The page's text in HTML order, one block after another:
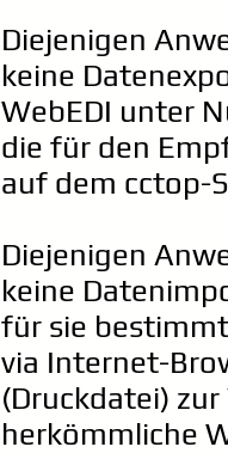
Diejenigen
keine
WebEDI unter
die für den
auf dem cctop-
Diejenigen
keine
für sie
via Internet-
(Druckdatei)
herkömmliche